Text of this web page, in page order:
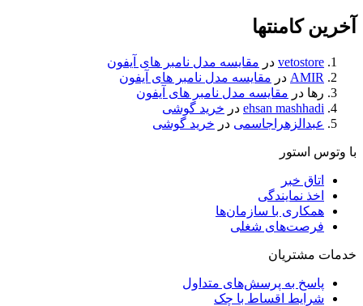
آخرین کامنتها
vetostore در مقایسه مدل نامبر های آیفون
AMIR در مقایسه مدل نامبر های آیفون
رها در مقایسه مدل نامبر های آیفون
ehsan mashhadi در خرید گوشی
عبدالزهراجاسمی در خرید گوشی
با وتوس استور
اتاق خبر
اخذ نمایندگی
همکاری با سازمان‌ها
فرصت‌های شغلی
خدمات مشتریان
پاسخ به پرسش‌های متداول
شرایط اقساط با چک